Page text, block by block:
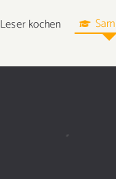
Leser kochen